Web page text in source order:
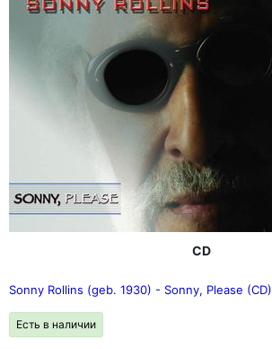
CD
Sonny Rollins (geb. 1930) - Sonny, Please (CD)
Есть в наличии